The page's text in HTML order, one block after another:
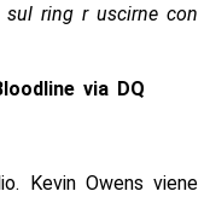
ring r uscirne con
via DQ
Kevin Owens viene